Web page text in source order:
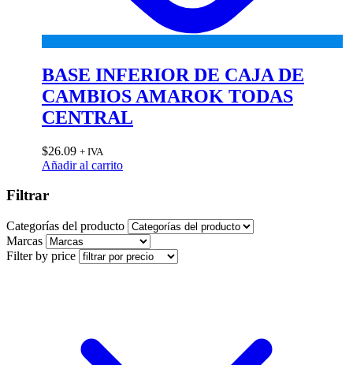
BASE INFERIOR DE CAJA DE
CAMBIOS AMAROK TODAS
CENTRAL
$26.09 + IVA
Añadir al carrito
Filtrar
Categorías del producto
Marcas
Filter by price